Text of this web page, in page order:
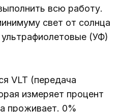
всю работу.
свет от солнца
(УФ)
VLT (передача
измеряет процент
проживает. 0%